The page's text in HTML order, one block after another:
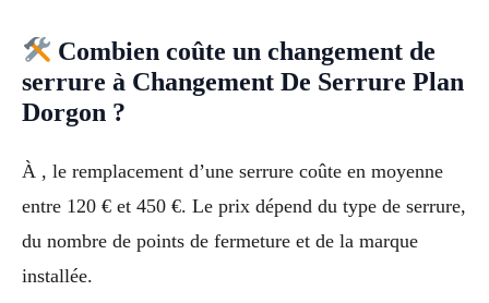
Combien coûte un changement de
serrure à Changement De Serrure Plan
Dorgon ?
À , le remplacement d’une serrure coûte en moyenne
entre 120 € et 450 €. Le prix dépend du type de serrure,
du nombre de points de fermeture et de la marque
installée.